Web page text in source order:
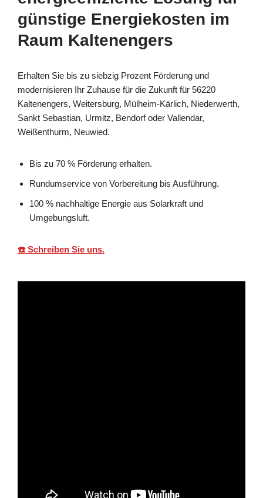
günstige Energiekosten im
Raum Kaltenengers
Erhalten Sie bis zu siebzig Prozent Förderung und
modernisieren Ihr Zuhause für die Zukunft für 56220
Kaltenengers, Weitersburg, Mülheim-Kärlich, Niederwerth,
Sankt Sebastian, Urmitz, Bendorf oder Vallendar,
Weißenthurm, Neuwied.
Bis zu 70 % Förderung erhalten.
Rundumservice von Vorbereitung bis Ausführung.
100 % nachhaltige Energie aus Solarkraft und
Umgebungsluft.
☎️ Schreiben Sie uns.